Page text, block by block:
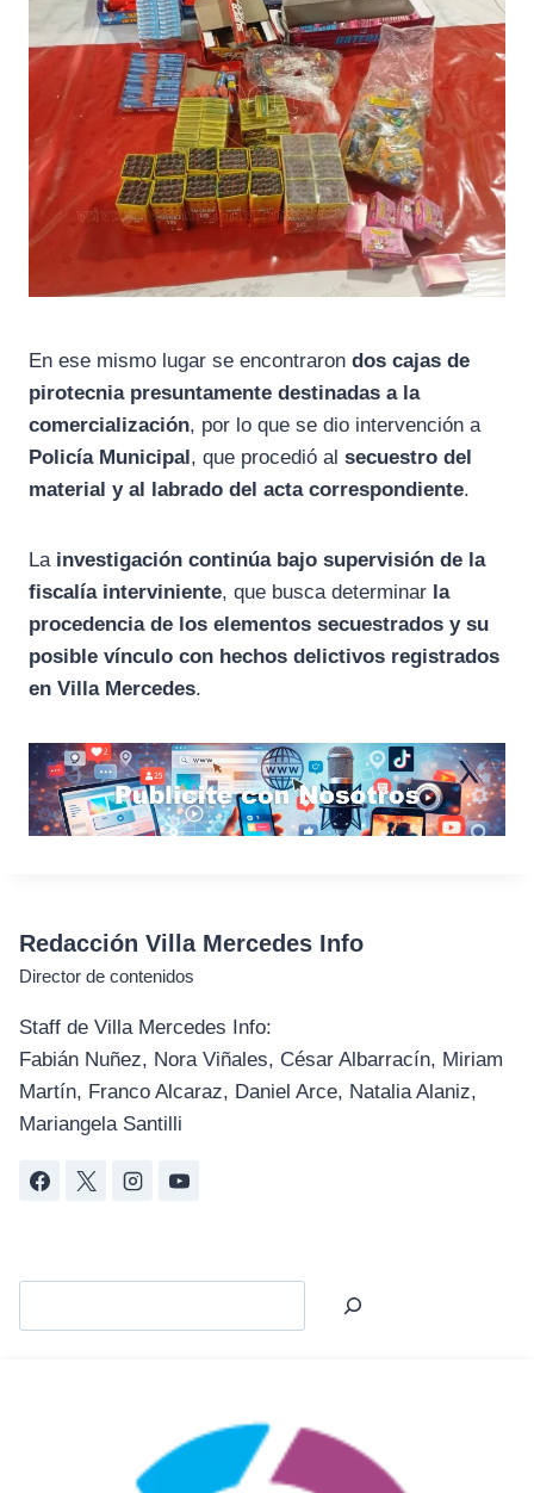
En ese mismo lugar se encontraron dos cajas de
pirotecnia presuntamente destinadas a la
comercialización, por lo que se dio intervención a
Policía Municipal , que procedió al secuestro del
material y al labrado del acta correspondiente.
La investigación continúa bajo supervisión de la
fiscalía interviniente, que busca determinar la
procedencia de los elementos secuestrados y su
posible vínculo con hechos delictivos registrados
en Villa Mercedes.
Redacción Villa Mercedes Info
Director de contenidos
Staff de Villa Mercedes Info:
Fabián Nuñez, Nora Viñales, César Albarracín, Miriam
Martín, Franco Alcaraz, Daniel Arce, Natalia Alaniz,
Mariangela Santilli